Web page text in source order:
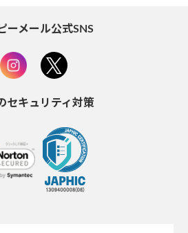
ーメール公式SNS
セキュリティ対策